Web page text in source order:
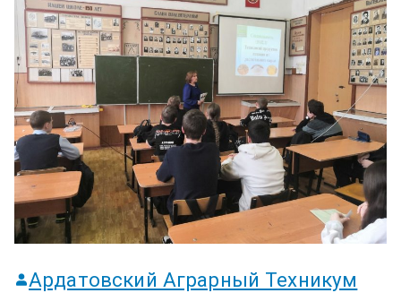
ум
Ардатовский Аграрный Техникум